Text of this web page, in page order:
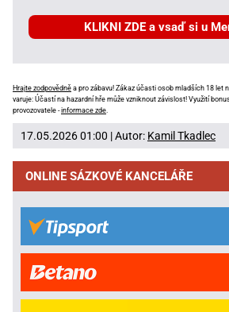
KLIKNI ZDE a vsaď si u
Hrajte zodpovědně a pro zábavu! Zákaz účasti osob mladších 18 let
varuje: Účastí na hazardní hře může vzniknout závislost! Využití
provozovatele -informace zde
17.05.2026 01:00 | Autor: Kamil Tkadlec
ONLINE SÁZKOVÉ KANCELÁŘE